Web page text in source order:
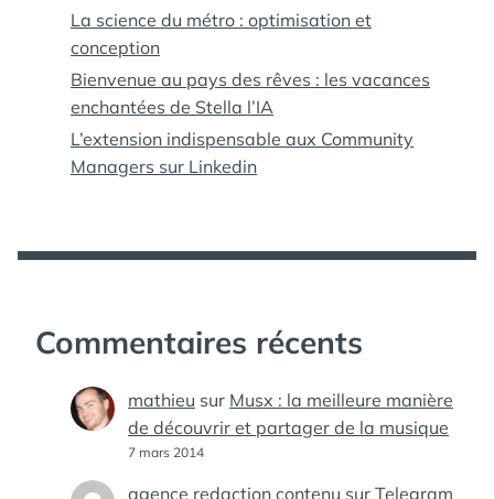
La science du métro : optimisation et
conception
Bienvenue au pays des rêves : les vacances
enchantées de Stella l’IA
L’extension indispensable aux Community
Managers sur Linkedin
Commentaires récents
mathieu sur Musx : la meilleure manière
de découvrir et partager de la musique
7 mars 2014
agence redaction contenu sur Telegram